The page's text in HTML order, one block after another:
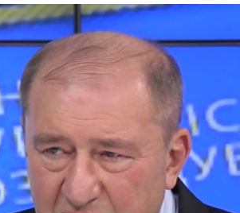
FacebookTwitterTelegram